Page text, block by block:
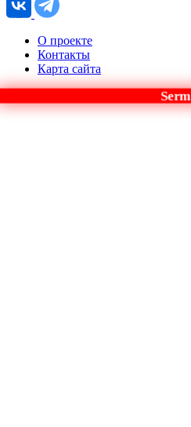
О проекте
Контакты
Карта сайта
Serm